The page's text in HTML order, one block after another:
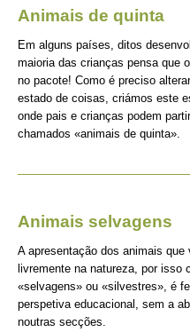
Animais de quinta
Em alguns países, ditos
maioria das crianças pensa que
no pacote! Como é preciso
estado de coisas, criámos este
onde pais e crianças podem
chamados «animais de quinta».
Animais selvagens
A apresentação dos animais que
livremente na natureza, por isso
«selvagens» ou «silvestres», é
perspetiva educacional, sem a
noutras secções.